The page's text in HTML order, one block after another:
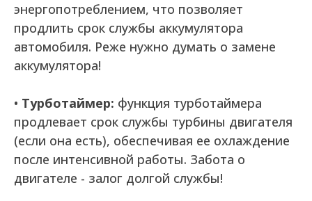
энергопотреблением, что позволяет
продлить срок службы аккумулятора
автомобиля. Реже нужно думать о замене
аккумулятора!
• Турботаймер: функция турботаймера
продлевает срок службы турбины двигателя
(если она есть), обеспечивая ее охлаждение
после интенсивной работы. Забота о
двигателе - залог долгой службы!